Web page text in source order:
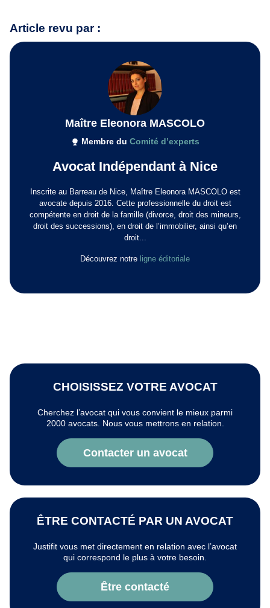
Article revu par :
Maître Eleonora MASCOLO
Membre du Comité d’experts
Avocat Indépendant à Nice
Inscrite au Barreau de Nice, Maître Eleonora MASCOLO est
avocate depuis 2016. Cette professionnelle du droit est
compétente en droit de la famille (divorce, droit des mineurs,
droit des successions), en droit de l’immobilier, ainsi qu’en
droit...
Découvrez notre ligne éditoriale
CHOISISSEZ VOTRE AVOCAT
Cherchez l’avocat qui vous convient le mieux parmi
2000 avocats. Nous vous mettrons en relation.
Contacter un avocat
ÊTRE CONTACTÉ PAR UN AVOCAT
Justifit vous met directement en relation avec l’avocat
qui correspond le plus à votre besoin.
Être contacté